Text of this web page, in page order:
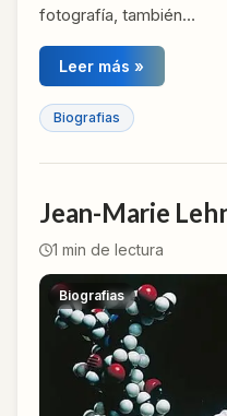
fotografía, también…
Leer más »
Biografias
Jean-Marie
1 min de lectura
Biografias